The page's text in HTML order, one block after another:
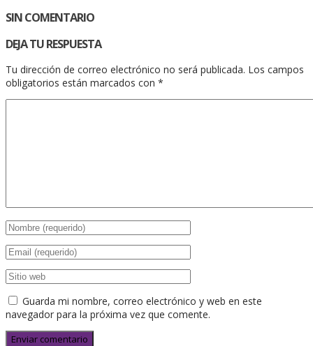
SIN COMENTARIO
DEJA TU RESPUESTA
Tu dirección de correo electrónico no será publicada. Los campos
obligatorios están marcados con *
Guarda mi nombre, correo electrónico y web en este
navegador para la próxima vez que comente.